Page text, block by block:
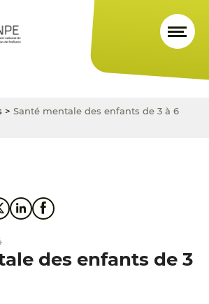
> Santé mentale des enfants de 3 à 6
des enfants de 3